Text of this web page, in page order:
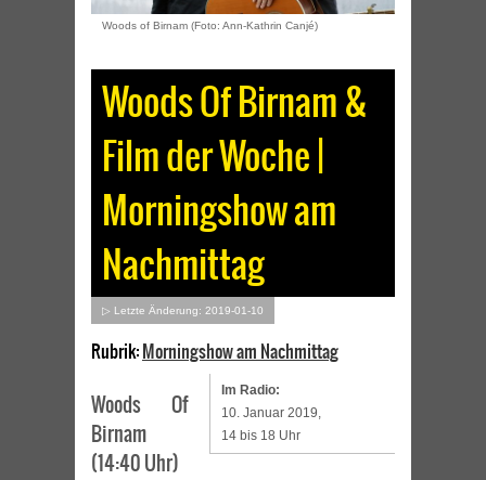
Woods of Birnam (Foto: Ann-Kathrin Canjé)
Woods Of Birnam &
Film der Woche |
Morningshow am
Nachmittag
▷ Letzte Änderung: 2019-01-10
Rubrik:Morningshow am Nachmittag
Im Radio:
10. Januar 2019,
14 bis 18 Uhr
Woods Of
Birnam
(14:40 Uhr)